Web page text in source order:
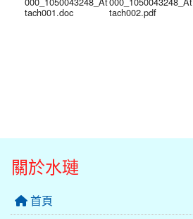
tach001.doc tach002.pdf
關於水璉
首頁